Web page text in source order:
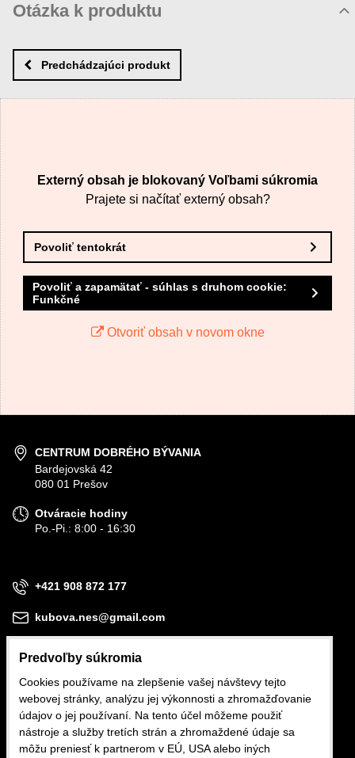
Zatiaľ nie sú žiadne komentáre! Buďte prvý!
Nový komentár
Otázka k produktu
MENO
VAŠA OTÁZKA K PRODUKTU
Odoslať
Predchádzajúci produkt
Externý obsah je blokovaný Voľbami súkromia
Prajete si načítať externý obsah?
Povoliť tentokrát
Povoliť a zapamätať - súhlas s druhom cookie:
Funkčné
Otvoriť obsah v novom okne
CENTRUM DOBRÉHO BÝVANIA
Bardejovská 42
080 01 Prešov
Otváracie hodiny
Po.-Pi.: 8:00 - 16:30
+421 908 872 177
kubova.nes@gmail.com
Obchodné podmienky
Reklamačné podmienky
Predvoľby súkromia
Cookies používame na zlepšenie vašej návštevy tejto
webovej stránky, analýzu jej výkonnosti a zhromažďovanie
údajov o jej používaní. Na tento účel môžeme použiť
nástroje a služby tretích strán a zhromaždené údaje sa
môžu preniesť k partnerom v EÚ, USA alebo iných